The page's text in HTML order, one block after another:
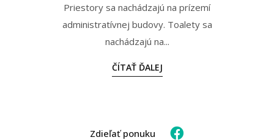
Priestory sa nachádzajú na prízemí
administratívnej budovy. Toalety sa
nachádzajú na...
ČÍTAŤ ĎALEJ
Zdieľať ponuku